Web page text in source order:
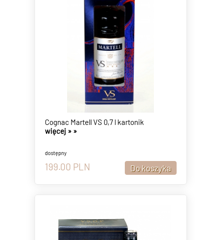
Cognac Martell VS 0,7 l kartonik
więcej » »
dostępny
199.00 PLN